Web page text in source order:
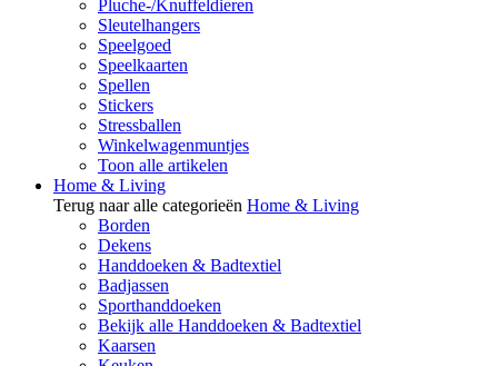
Pluche-/Knuffeldieren
Sleutelhangers
Speelgoed
Speelkaarten
Spellen
Stickers
Stressballen
Winkelwagenmuntjes
Toon alle artikelen
Home & Living
Terug naar alle categorieën Home & Living
Borden
Dekens
Handdoeken & Badtextiel
Badjassen
Sporthanddoeken
Bekijk alle Handdoeken & Badtextiel
Kaarsen